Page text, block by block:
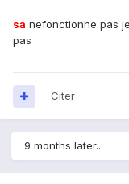
sa nefonctionne pas
pas
Citer
9 months later...